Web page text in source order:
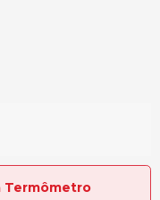
Termômetro